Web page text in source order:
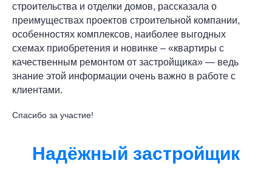
строительства и отделки домов, рассказала о
преимуществах проектов строительной компании,
особенностях комплексов, наиболее выгодных
схемах приобретения и новинке – «квартиры с
качественным ремонтом от застройщика» — ведь
знание этой информации очень важно в работе с
клиентами.
Спасибо за участие!
Надёжный застройщик